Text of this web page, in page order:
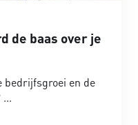
de baas over je
bedrijfsgroei en de